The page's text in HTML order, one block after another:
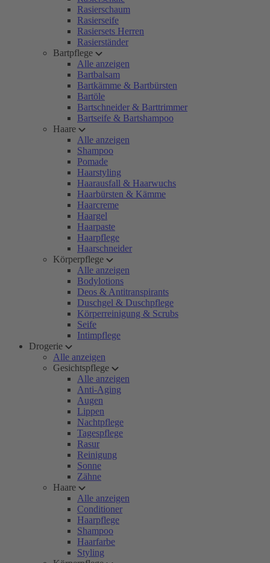
Rasierschaum
Rasierseife
Rasiersets Herren
Rasierständer
Bartpflege
Alle anzeigen
Bartbalsam
Bartkämme & Bartbürsten
Bartöle
Bartschneider & Barttrimmer
Bartseife & Bartshampoo
Haare
Alle anzeigen
Shampoo
Pomade
Haarstyling
Haarausfall & Haarwuchs
Haarbürsten & Kämme
Haarcreme
Haargel
Haarpaste
Haarpflege
Haarschneider
Körperpflege
Alle anzeigen
Bodylotions
Deos & Antitranspirants
Duschgel & Duschpflege
Körperreinigung & Scrubs
Seife
Intimpflege
Drogerie
Alle anzeigen
Gesichtspflege
Alle anzeigen
Anti-Aging
Augen
Lippen
Nachtpflege
Tagespflege
Rasur
Reinigung
Sonne
Zähne
Haare
Alle anzeigen
Conditioner
Haarpflege
Shampoo
Haarfarbe
Styling